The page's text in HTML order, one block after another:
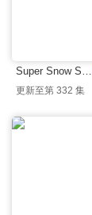
Super Snow Show
更新至第 332 集